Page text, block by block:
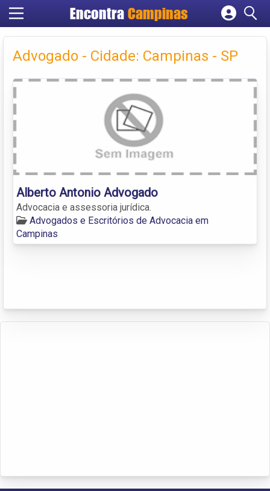
Encontra Campinas
Cadastrar empresa
Criar conta
Advogado - Cidade: Campinas - SP
Alberto Antonio Advogado
Advocacia e assessoria jurídica.
Advogados e Escritórios de Advocacia em
Campinas